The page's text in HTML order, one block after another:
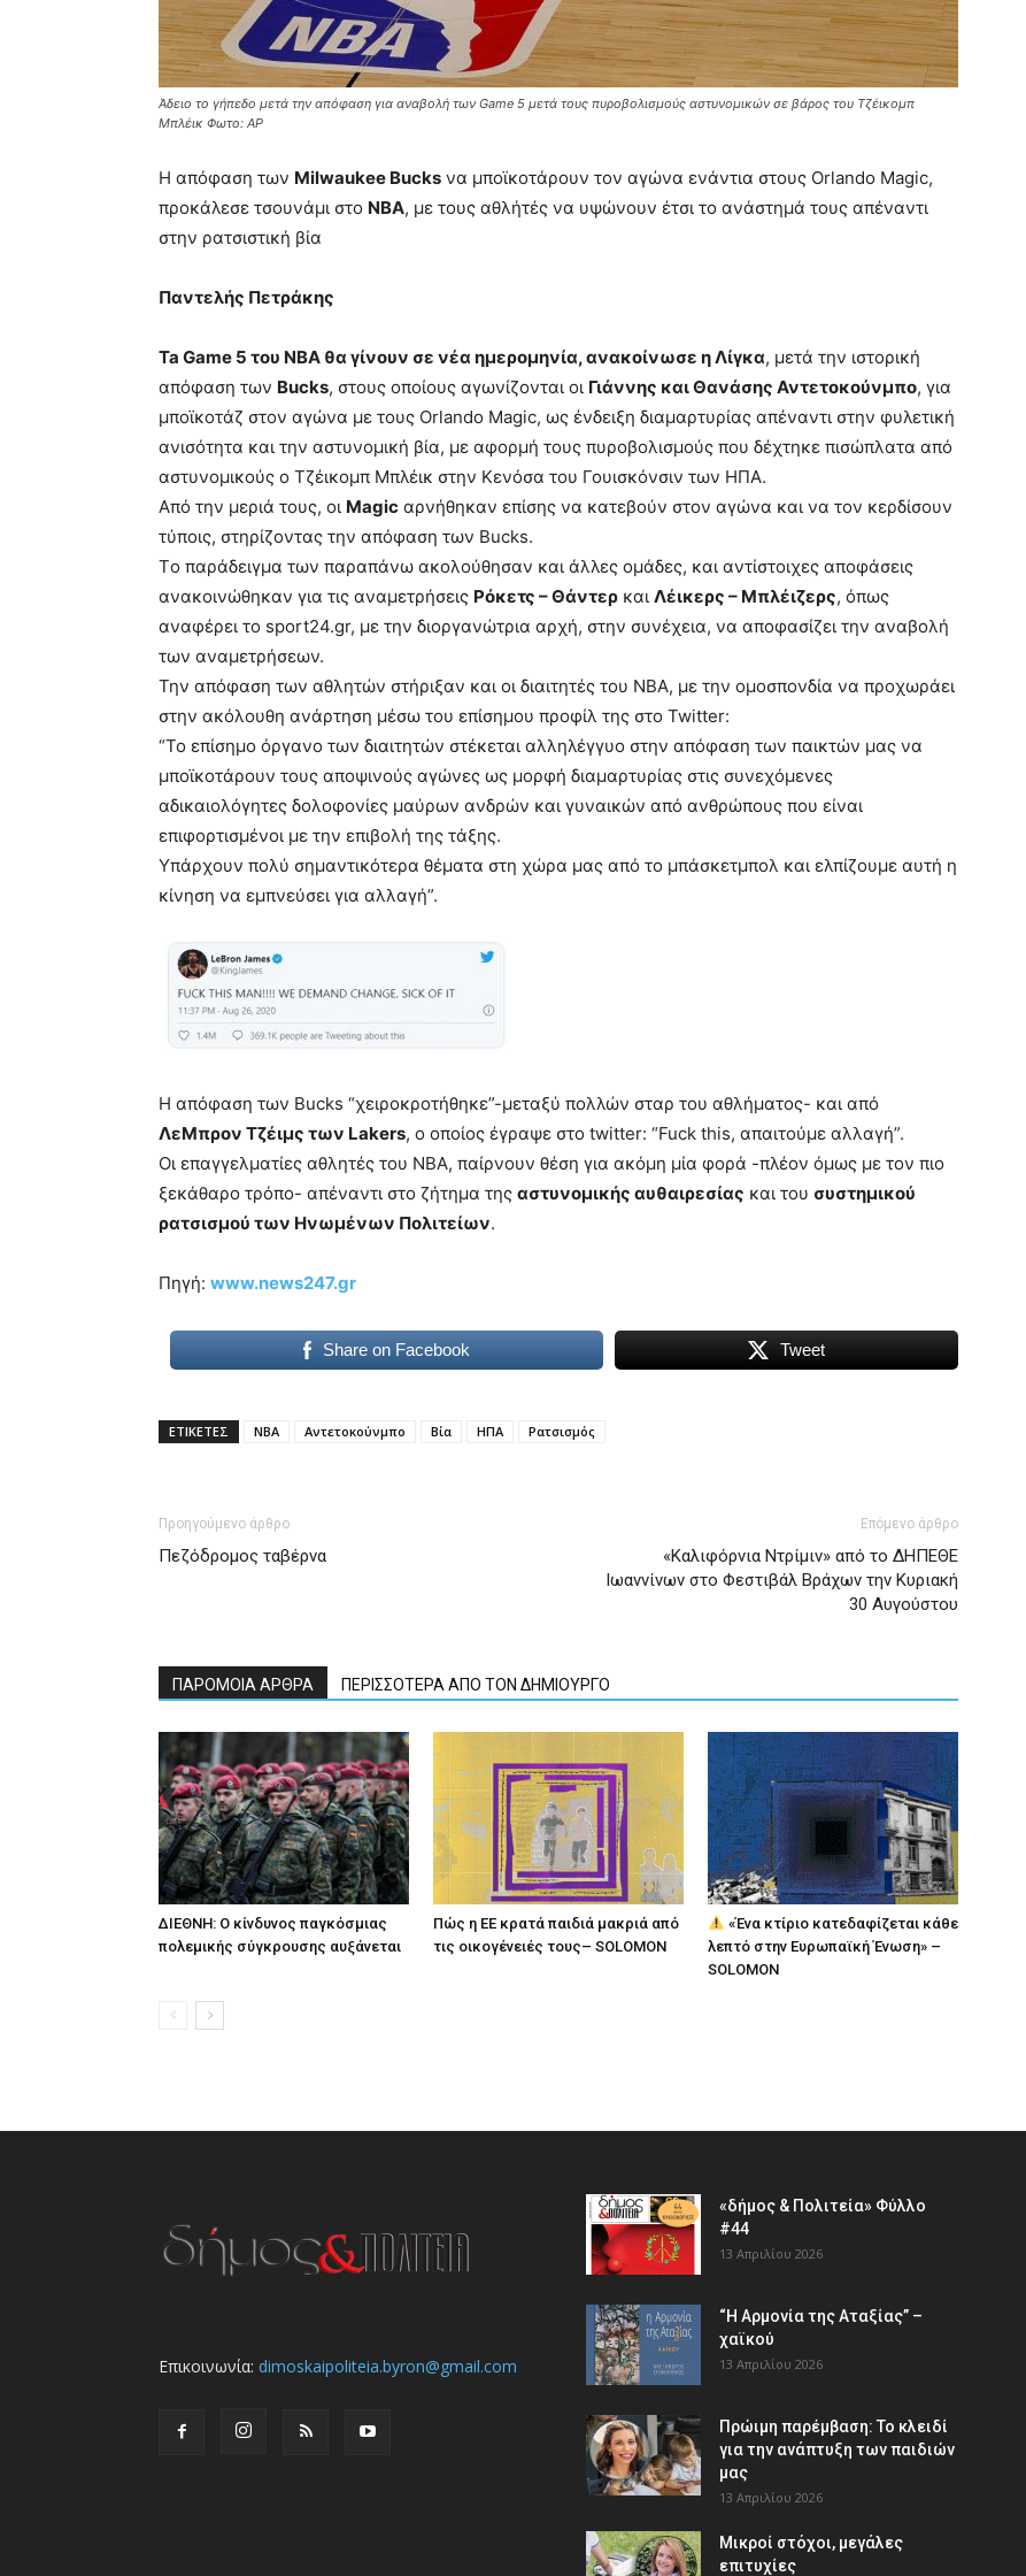
Άδειο το γήπεδο μετά την απόφαση για αναβολή των Game 5 μετά τους πυροβολισμούς αστυνομικών σε βάρος του Τζέικομπ
Μπλέικ Φωτο: AP
Η απόφαση των Milwaukee Bucks να μποϊκοτάρουν τον αγώνα ενάντια στους Orlando Magic,
προκάλεσε τσουνάμι στο NBA, με τους αθλήτές να υψώνουν έτσι το ανάστημά τους απέναντι
στην ρατσιστική βία
Παντελής Πετράκης
Ta Game 5 του NBA θα γίνουν σε νέα ημερομηνία, ανακοίνωσε η Λίγκα, μετά την ιστορική
απόφαση των Bucks, στους οποίους αγωνίζονται οι Γιάννης και Θανάσης Αντετοκούνμπο, για
μποϊκοτάζ στον αγώνα με τους Orlando Magic, ως ένδειξη διαμαρτυρίας απέναντι στην φυλετική
ανισότητα και την αστυνομική βία, με αφορμή τους πυροβολισμούς που δέχτηκε πισώπλατα από
αστυνομικούς ο Τζέικομπ Μπλέικ στην Κενόσα του Γουισκόνσιν των ΗΠΑ.
Από την μεριά τους, οι Magic αρνήθηκαν επίσης να κατεβούν στον αγώνα και να τον κερδίσουν
τύποις, στηρίζοντας την απόφαση των Bucks.
Tο παράδειγμα των παραπάνω ακολούθησαν και άλλες ομάδες, και αντίστοιχες αποφάσεις
ανακοινώθηκαν για τις αναμετρήσεις Ρόκετς – Θάντερ και Λέικερς – Μπλέιζερς, όπως
αναφέρει το sport24.gr, με την διοργανώτρια αρχή, στην συνέχεια, να αποφασίζει την αναβολή
των αναμετρήσεων.
Την απόφαση των αθλητών στήριξαν και οι διαιτητές του NBA, με την ομοσπονδία να προχωράει
στην ακόλουθη ανάρτηση μέσω του επίσημου προφίλ της στο Twitter:
“Το επίσημο όργανο των διαιτητών στέκεται αλληλέγγυο στην απόφαση των παικτών μας να
μποϊκοτάρουν τους αποψινούς αγώνες ως μορφή διαμαρτυρίας στις συνεχόμενες
αδικαιολόγητες δολοφονίες μαύρων ανδρών και γυναικών από ανθρώπους που είναι
επιφορτισμένοι με την επιβολή της τάξης.
Υπάρχουν πολύ σημαντικότερα θέματα στη χώρα μας από το μπάσκετμπολ και ελπίζουμε αυτή η
κίνηση να εμπνεύσει για αλλαγή”.
Η απόφαση των Bucks “χειροκροτήθηκε”-μεταξύ πολλών σταρ του αθλήματος- και από
ΛεΜπρον Τζέιμς των Lakers, ο οποίος έγραψε στο twitter: “Fuck this, απαιτούμε αλλαγή”.
Οι επαγγελματίες αθλητές του NBA, παίρνουν θέση για ακόμη μία φορά -πλέον όμως με τον πιο
ξεκάθαρο τρόπο- απέναντι στο ζήτημα της αστυνομικής αυθαιρεσίας και του συστημικού
ρατσισμού των Ηνωμένων Πολιτείων.
Πηγή: www.news247.gr
Share on Facebook Tweet
ΕΤΙΚΕΤΕΣ NBA Αντετοκούνμπο Βία ΗΠΑ Ρατσισμός
Προηγούμενο άρθρο
Πεζόδρομος ταβέρνα
Επόμενο άρθρο
«Καλιφόρνια Ντρίμιν» από το ΔΗΠΕΘΕ
Ιωαννίνων στο Φεστιβάλ Βράχων την Κυριακή
30 Αυγούστου
ΠΑΡΟΜΟΙΑ ΑΡΘΡΑ ΠΕΡΙΣΣΟΤΕΡΑ ΑΠΟ ΤΟΝ ΔΗΜΙΟΥΡΓΟ
ΔΙΕΘΝΗ: Ο κίνδυνος παγκόσμιας
πολεμικής σύγκρουσης αυξάνεται
Πώς η ΕΕ κρατά παιδιά μακριά από
τις οικογένειές τους– SOLOMON
«Ένα κτίριο κατεδαφίζεται κάθε
λεπτό στην Ευρωπαϊκή Ένωση» –
SOLOMON
Επικοινωνία: dimoskaipoliteia.byron@gmail.com
«δήμος & Πολιτεία» Φύλλο
#44
13 Απριλίου 2026
“Η Αρμονία της Αταξίας” –
χαϊκού
13 Απριλίου 2026
Πρώιμη παρέμβαση: Το κλειδί
για την ανάπτυξη των παιδιών
µας
13 Απριλίου 2026
Μικροί στόχοι, μεγάλες
επιτυχίες